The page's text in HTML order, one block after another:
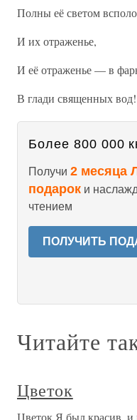
Полны её светом
И их отраженье,
И её отраженье — в
В глади священных вод!
Более 800 000
Получи 2 месяца
подарок и
чтением
ПОЛУЧИТЬ
Читайте
Цветок
Цветок Я был красив,